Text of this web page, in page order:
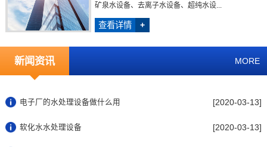
矿泉水设备、去离子水设备、超纯水设...
查看详情 +
新闻资讯 MORE
电子厂的水处理设备做什么用 [2020-03-13]
软化水水处理设备 [2020-03-13]